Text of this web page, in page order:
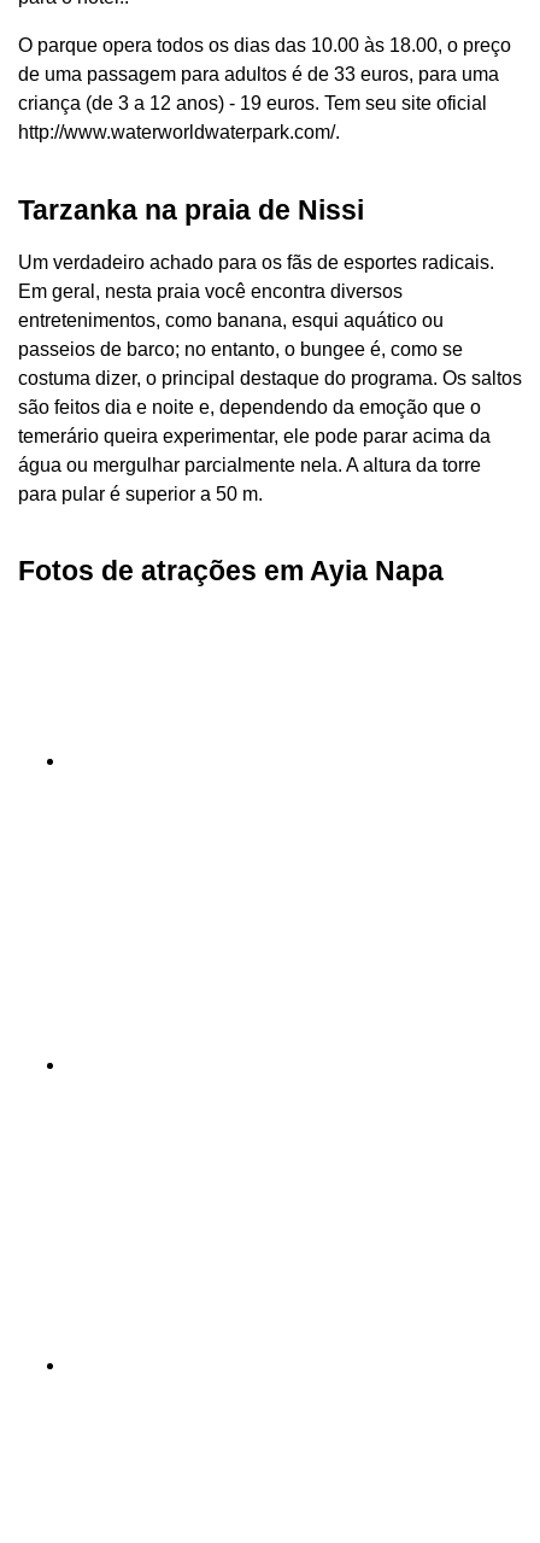
O parque opera todos os dias das 10.00 às 18.00, o preço
de uma passagem para adultos é de 33 euros, para uma
criança (de 3 a 12 anos) - 19 euros. Tem seu site oficial
http://www.waterworldwaterpark.com/.
Tarzanka na praia de Nissi
Um verdadeiro achado para os fãs de esportes radicais.
Em geral, nesta praia você encontra diversos
entretenimentos, como banana, esqui aquático ou
passeios de barco; no entanto, o bungee é, como se
costuma dizer, o principal destaque do programa. Os saltos
são feitos dia e noite e, dependendo da emoção que o
temerário queira experimentar, ele pode parar acima da
água ou mergulhar parcialmente nela. A altura da torre
para pular é superior a 50 m.
Fotos de atrações em Ayia Napa